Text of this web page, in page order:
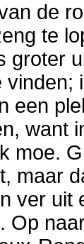
de
te
groter
vinden;
een
want
moe.
maar
ver uit
Op